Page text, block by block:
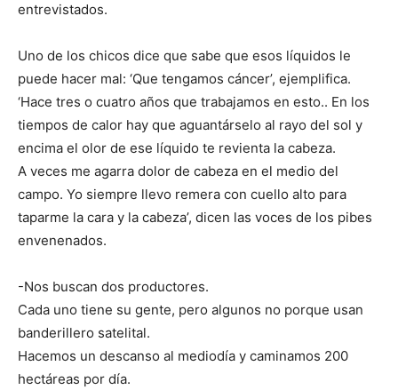
entrevistados.
Uno de los chicos dice que sabe que esos líquidos le
puede hacer mal: ‘Que tengamos cáncer’, ejemplifica.
‘Hace tres o cuatro años que trabajamos en esto.. En los
tiempos de calor hay que aguantárselo al rayo del sol y
encima el olor de ese líquido te revienta la cabeza.
A veces me agarra dolor de cabeza en el medio del
campo. Yo siempre llevo remera con cuello alto para
taparme la cara y la cabeza’, dicen las voces de los pibes
envenenados.
-Nos buscan dos productores.
Cada uno tiene su gente, pero algunos no porque usan
banderillero satelital.
Hacemos un descanso al mediodía y caminamos 200
hectáreas por día.